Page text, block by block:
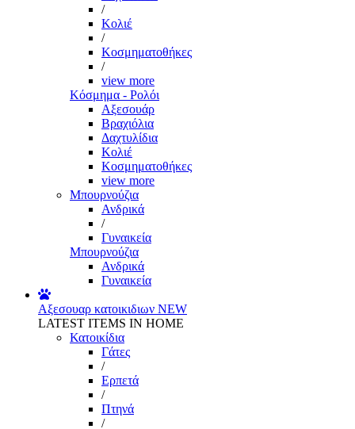
/
Κολιέ
/
Κοσμηματοθήκες
/
view more
Κόσμημα - Ρολόι
Αξεσουάρ
Βραχιόλια
Δαχτυλίδια
Κολιέ
Κοσμηματοθήκες
view more
Μπουρνούζια
Ανδρικά
/
Γυναικεία
Μπουρνούζια
Ανδρικά
Γυναικεία
Αξεσουαρ κατοικιδιων NEW
LATEST ITEMS IN HOME
Κατοικίδια
Γάτες
/
Ερπετά
/
Πτηνά
/